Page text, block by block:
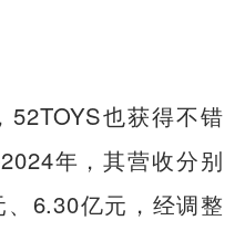
也获得不错
年，其营收分别
6.30亿元，经调整